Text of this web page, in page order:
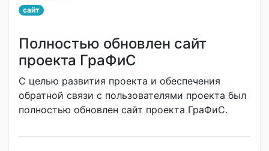
сайт
Полностью обновлен сайт
проекта ГраФиС
С целью развития проекта и обеспечения
обратной связи с пользователями проекта был
полностью обновлен сайт проекта ГраФиС.